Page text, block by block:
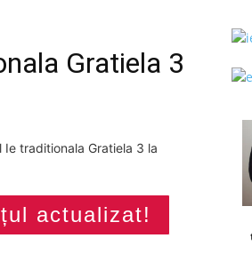
Gratiela 3
Ie traditionala Gratiela 3 la
actualizat!